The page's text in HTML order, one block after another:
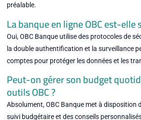
préalable.
La banque en ligne OBC est-elle
Oui, OBC Banque utilise des protocoles de
la double authentification et la surveillance
comptes pour protéger les données et les
Peut-on gérer son budget
outils OBC ?
Absolument, OBC Banque met à disposition
suivi budgétaire et des conseils